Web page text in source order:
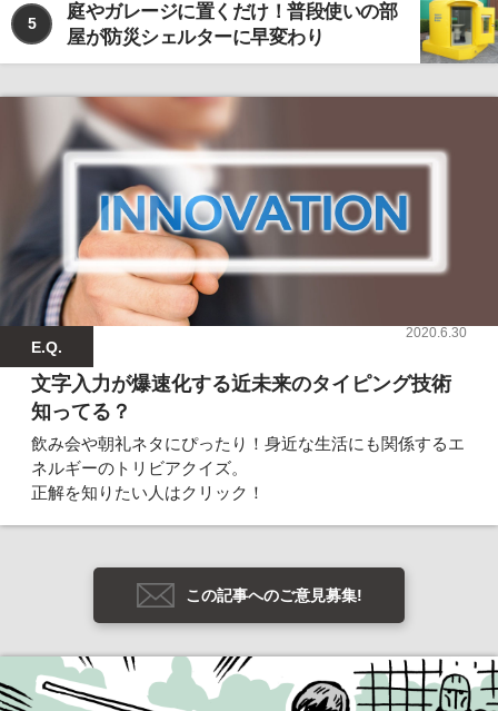
5
庭やガレージに置くだけ！普段使いの部
屋が防災シェルターに早変わり
E.Q.
2020.6.30
文字入力が爆速化する近未来のタイピング技術
知ってる？
飲み会や朝礼ネタにぴったり！身近な生活にも関係するエ
ネルギーのトリビアクイズ。
正解を知りたい人はクリック！
この記事へのご意見募集!